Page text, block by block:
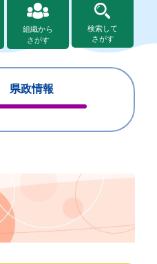
組織から
さがす
検索して
さがす
県政情報